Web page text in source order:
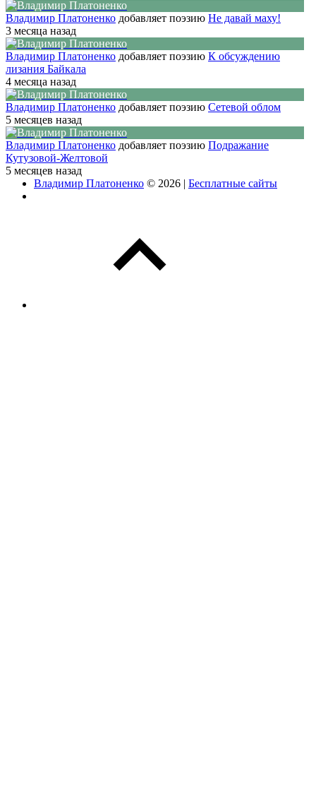
Владимир Платоненко добавляет поэзию Не давай маху!
3 месяца назад
Владимир Платоненко добавляет поэзию К обсуждению
лизания Байкала
4 месяца назад
Владимир Платоненко добавляет поэзию Сетевой облом
5 месяцев назад
Владимир Платоненко добавляет поэзию Подражание
Кутузовой-Желтовой
5 месяцев назад
Владимир Платоненко © 2026 | Бесплатные сайты